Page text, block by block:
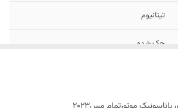
تیتانیوم
حک شده